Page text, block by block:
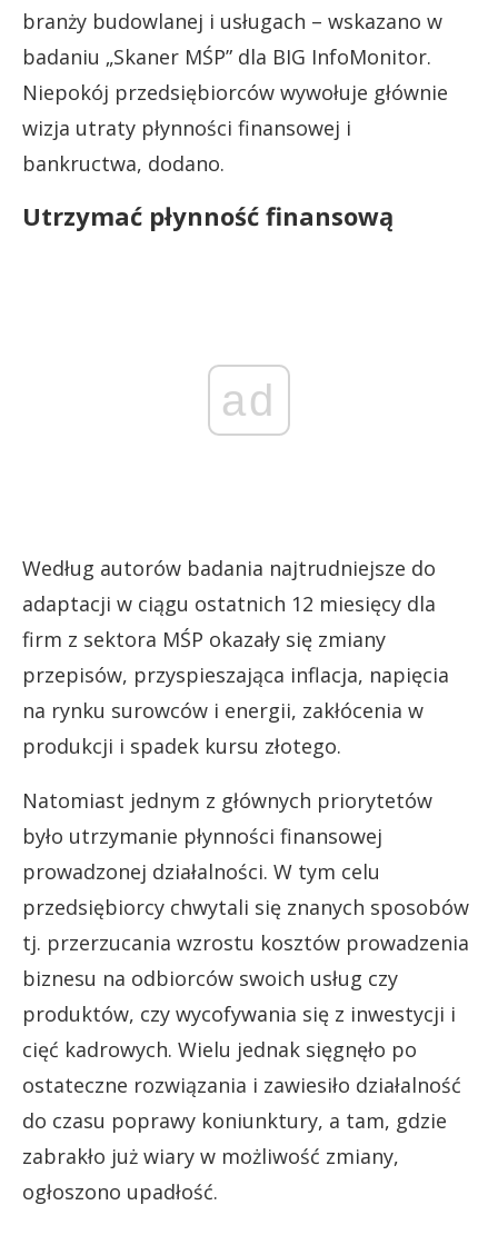
branży budowlanej i usługach – wskazano w
badaniu „Skaner MŚP” dla BIG InfoMonitor.
Niepokój przedsiębiorców wywołuje głównie
wizja utraty płynności finansowej i
bankructwa, dodano.
Utrzymać płynność finansową
ad
Według autorów badania najtrudniejsze do
adaptacji w ciągu ostatnich 12 miesięcy dla
firm z sektora MŚP okazały się zmiany
przepisów, przyspieszająca inflacja, napięcia
na rynku surowców i energii, zakłócenia w
produkcji i spadek kursu złotego.
Natomiast jednym z głównych priorytetów
było utrzymanie płynności finansowej
prowadzonej działalności. W tym celu
przedsiębiorcy chwytali się znanych sposobów
tj. przerzucania wzrostu kosztów prowadzenia
biznesu na odbiorców swoich usług czy
produktów, czy wycofywania się z inwestycji i
cięć kadrowych. Wielu jednak sięgnęło po
ostateczne rozwiązania i zawiesiło działalność
do czasu poprawy koniunktury, a tam, gdzie
zabrakło już wiary w możliwość zmiany,
ogłoszono upadłość.